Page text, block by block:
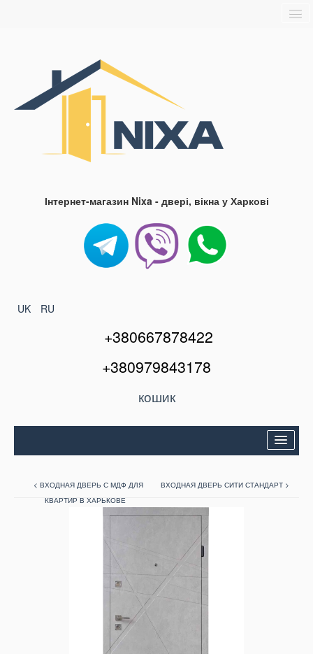
Блог
Інтернет-магазин Nixa - двері, вікна у Харкові
UK RU
+380667878422
+380979843178
кошик
< ВХОДНАЯ ДВЕРЬ С МДФ ДЛЯ
КВАРТИР В ХАРЬКОВЕ
ВХОДНАЯ ДВЕРЬ СИТИ СТАНДАРТ >